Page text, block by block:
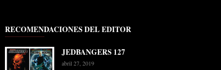
RECOMENDACIONES DEL EDITOR
JEDBANGERS 127
abril 27, 2019